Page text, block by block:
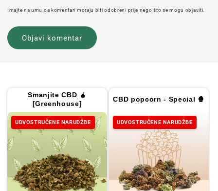
Imajte na umu da komentari moraju biti odobreni prije nego što se mogu objaviti.
Smanjite CBD 🧉
[Greenhouse]
UDVOSTRUČENE NARUDŽBE
CBD popcorn - Special 🍿
UDVOSTRUČENE NARUDŽBE